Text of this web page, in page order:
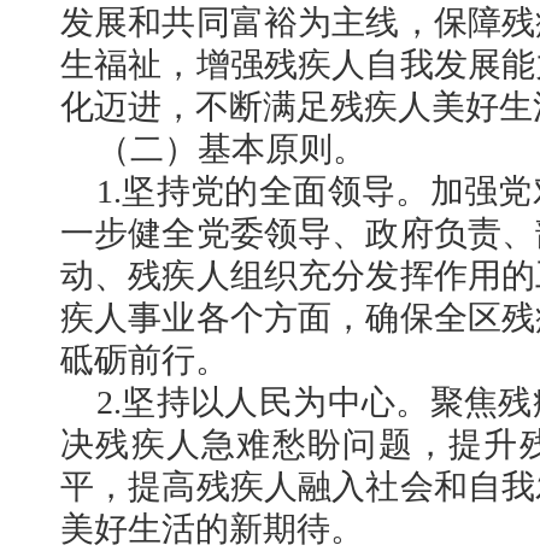
发展和共同富裕为主线，保障
生福祉，增强残疾人自我发展
化迈进，不断满足残疾人美好
（二）基本原则。
1.坚持党的全面领导。加强
一步健全党委领导、政府负责
动、残疾人组织充分发挥作用
疾人事业各个方面，确保全区
砥砺前行。
2.坚持以人民为中心。聚焦
决残疾人急难愁盼问题，提升
平，提高残疾人融入社会和自
美好生活的新期待。